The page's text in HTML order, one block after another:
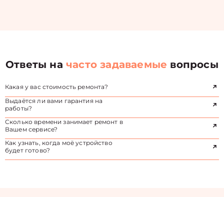
Ответы начасто задаваемые вопросы
Какая у вас стоимость ремонта?
Выдаётся ли вами гарантия на
работы?
Сколько времени занимает ремонт в
Вашем сервисе?
Как узнать, когда моё устройство
будет готово?